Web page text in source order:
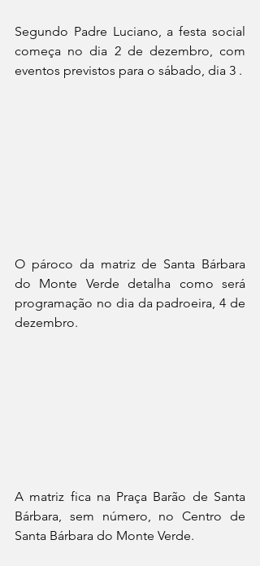
Segundo Padre Luciano, a festa social
começa no dia 2 de dezembro, com
eventos previstos para o sábado, dia 3 .
O pároco da matriz de Santa Bárbara
do Monte Verde detalha como será
programação no dia da padroeira, 4 de
dezembro.
A matriz fica na Praça Barão de Santa
Bárbara, sem número, no Centro de
Santa Bárbara do Monte Verde.